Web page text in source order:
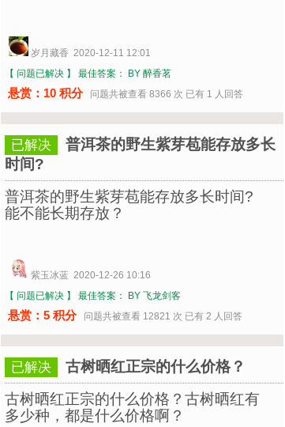
岁月藏香 2020-12-11 12:01
【 问题已解决 】
最佳答案： BY 醉香茗
悬赏：10 积分问题共被查看 8366 次 已有 1 人回答
已解决
普洱茶的野生紫芽苞能存放多长
时间?
普洱茶的野生紫芽苞能存放多长时间?
能不能长期存放？
紫玉冰蓝 2020-12-26 10:16
【 问题已解决 】
最佳答案： BY 飞龙剑客
悬赏：5 积分问题共被查看 12821 次 已有 2 人回答
已解决
古树晒红正宗的什么价格？
古树晒红正宗的什么价格？古树晒红有
多少种，都是什么价格啊？